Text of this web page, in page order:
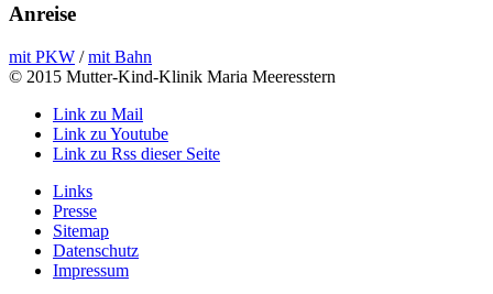
Anreise
mit PKW /mit Bahn
© 2015 Mutter-Kind-Klinik Maria Meeresstern
Link zu Mail
Link zu Youtube
Link zu Rss dieser Seite
Links
Presse
Sitemap
Datenschutz
Impressum